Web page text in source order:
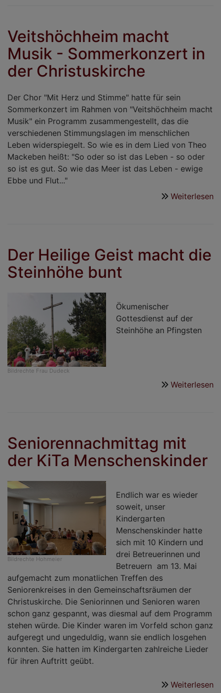
Veitshöchheim macht
Musik - Sommerkonzert in
der Christuskirche
Der Chor "Mit Herz und Stimme" hatte für sein
Sommerkonzert im Rahmen von "Veitshöchheim macht
Musik" ein Programm zusammengestellt, das die
verschiedenen Stimmungslagen im menschlichen
Leben widerspiegelt. So wie es in dem Lied von Theo
Mackeben heißt: "So oder so ist das Leben - so oder
so ist es gut. So wie das Meer ist das Leben - ewige
Ebbe und Flut..."
Weiterlesen
Der Heilige Geist macht die
Steinhöhe bunt
Bildrechte Frau Dudeck
Ökumenischer
Gottesdienst auf der
Steinhöhe an Pfingsten
Weiterlesen
Seniorennachmittag mit
der KiTa Menschenskinder
Bildrechte Hohmeier
Endlich war es wieder
soweit, unser
Kindergarten
Menschenskinder hatte
sich mit 10 Kindern und
drei Betreuerinnen und
Betreuern am 13. Mai
aufgemacht zum monatlichen Treffen des
Seniorenkreises in den Gemeinschaftsräumen der
Christuskirche. Die Seniorinnen und Senioren waren
schon ganz gespannt, was diesmal auf dem Programm
stehen würde. Die Kinder waren im Vorfeld schon ganz
aufgeregt und ungeduldig, wann sie endlich losgehen
konnten. Sie hatten im Kindergarten zahlreiche Lieder
für ihren Auftritt geübt.
Weiterlesen